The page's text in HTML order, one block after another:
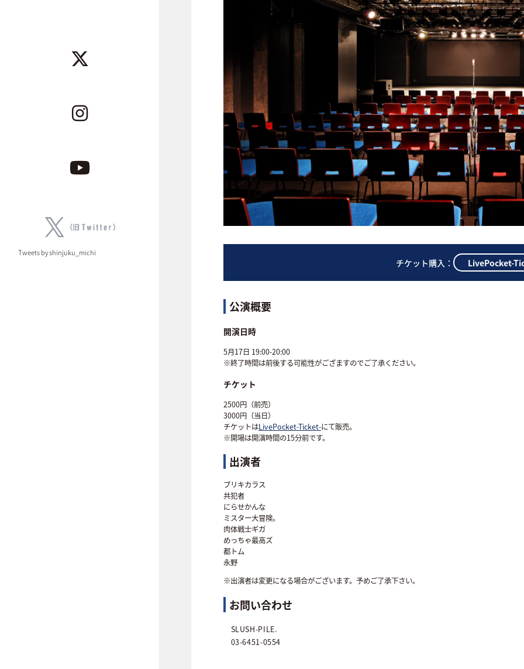
Tweets by shinjuku_michi
チケット購入： LivePocket-
公演概要
開演日時
5月17日 19:00-20:00
※終了時間は前後する可能性がござますのでご了承ください。
チケット
2500円（前売）
3000円（当日）
チケットはLivePocket-Ticket-にて販売。
※開場は開演時間の15分前です。
出演者
ブリキカラス
共犯者
にらせかんな
ミスター大冒険。
肉体戦士ギガ
めっちゃ最高ズ
都トム
永野
※出演者は変更になる場合がございます。予めご了承下さい。
お問い合わせ
SLUSH-PILE.
03-6451-0554